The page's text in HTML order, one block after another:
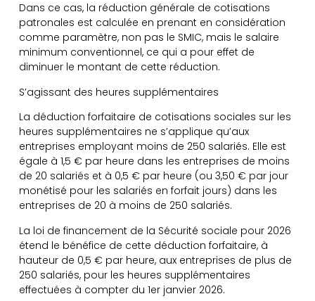
Dans ce cas, la réduction générale de cotisations
patronales est calculée en prenant en considération
comme paramètre, non pas le SMIC, mais le salaire
minimum conventionnel, ce qui a pour effet de
diminuer le montant de cette réduction.
S’agissant des heures supplémentaires
La déduction forfaitaire de cotisations sociales sur les
heures supplémentaires ne s’applique qu’aux
entreprises employant moins de 250 salariés. Elle est
égale à 1,5 € par heure dans les entreprises de moins
de 20 salariés et à 0,5 € par heure (ou 3,50 € par jour
monétisé pour les salariés en forfait jours) dans les
entreprises de 20 à moins de 250 salariés.
La loi de financement de la Sécurité sociale pour 2026
étend le bénéfice de cette déduction forfaitaire, à
hauteur de 0,5 € par heure, aux entreprises de plus de
250 salariés, pour les heures supplémentaires
effectuées à compter du 1er janvier 2026.